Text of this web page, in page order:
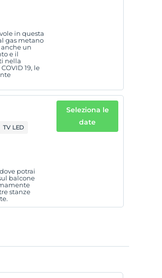
in questa
gas metano
un
e il
nella
19, le
TV LED
potrai
balcone
stanze
Seleziona le
date